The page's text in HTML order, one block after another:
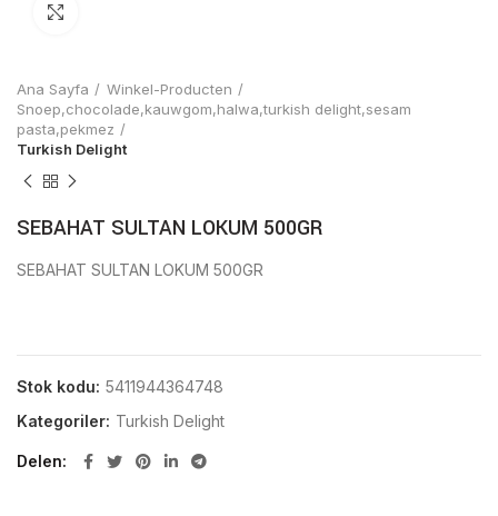
Ana Sayfa
Winkel-Producten
Snoep,chocolade,kauwgom,halwa,turkish delight,sesam
pasta,pekmez
Turkish Delight
SEBAHAT SULTAN LOKUM 500GR
SEBAHAT SULTAN LOKUM 500GR
Stok kodu: 5411944364748
Kategoriler: Turkish Delight
Delen